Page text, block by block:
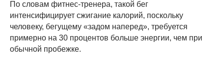
По словам фитнес-тренера, такой бег
интенсифицирует сжигание калорий, поскольку
человеку, бегущему «задом наперед», требуется
примерно на 30 процентов больше энергии, чем при
обычной пробежке.